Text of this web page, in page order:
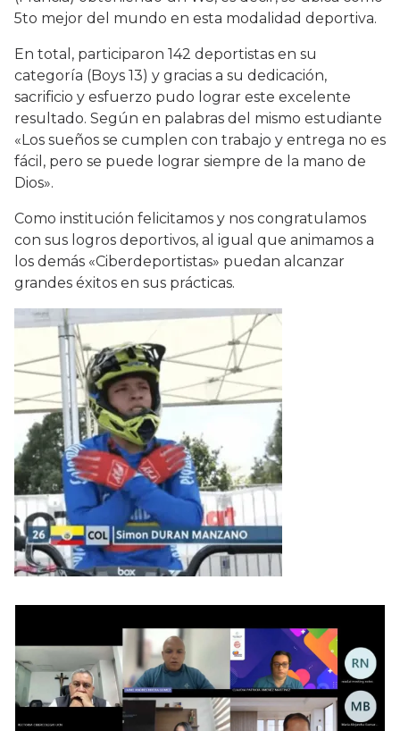
5to mejor del mundo en esta modalidad deportiva.
En total, participaron 142 deportistas en su
categoría (Boys 13) y gracias a su dedicación,
sacrificio y esfuerzo pudo lograr este excelente
resultado. Según en palabras del mismo estudiante
«Los sueños se cumplen con trabajo y entrega no es
fácil, pero se puede lograr siempre de la mano de
Dios».
Como institución felicitamos y nos congratulamos
con sus logros deportivos, al igual que animamos a
los demás «Ciberdeportistas» puedan alcanzar
grandes éxitos en sus prácticas.